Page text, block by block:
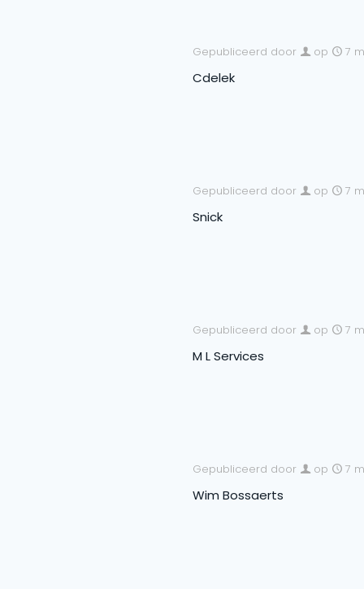
Gepubliceerd door op 7
Cdelek
Gepubliceerd door op 7
Snick
Gepubliceerd door op 7
M L Services
Gepubliceerd door op 7
Wim Bossaerts